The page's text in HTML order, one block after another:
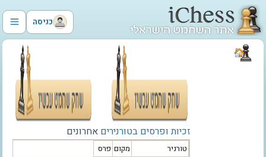
כניסה
זכיות ופרסים בטורנירים אחרונים
טורניר מקום פרס